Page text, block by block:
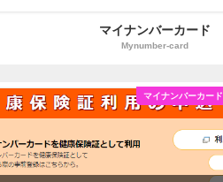
マイナンバーカード
Mynumber-card
マイナンバーカード